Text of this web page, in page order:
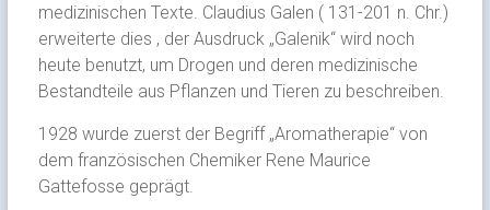
medizinischen Texte. Claudius Galen ( 131-201 n. Chr.)
erweiterte dies , der Ausdruck „Galenik“ wird noch
heute benutzt, um Drogen und deren medizinische
Bestandteile aus Pflanzen und Tieren zu beschreiben.
1928 wurde zuerst der Begriff „Aromatherapie“ von
dem französischen Chemiker Rene Maurice
Gattefosse geprägt.